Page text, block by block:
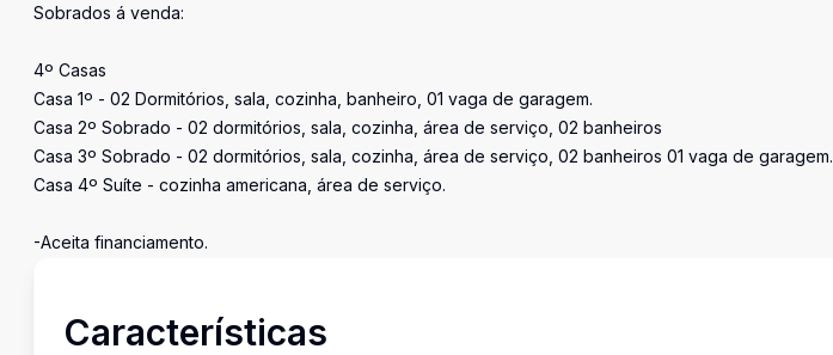
Sobrados á venda:
4º Casas
Casa 1º - 02 Dormitórios, sala, cozinha, banheiro, 01 vaga de garagem.
Casa 2º Sobrado - 02 dormitórios, sala, cozinha, área de serviço, 02 banheiros
Casa 3º Sobrado - 02 dormitórios, sala, cozinha, área de serviço, 02 banheiros 01 vaga de garagem.
Casa 4º Suíte - cozinha americana, área de serviço.
-Aceita financiamento.
Características